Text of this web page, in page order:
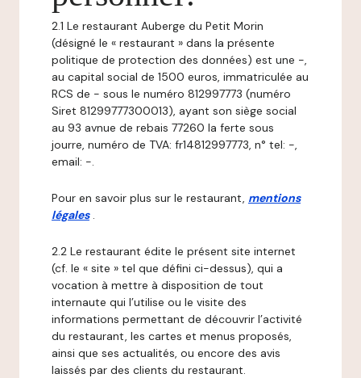
2.1 Le restaurant Auberge du Petit Morin
(désigné le « restaurant » dans la présente
politique de protection des données) est une -,
au capital social de 1500 euros, immatriculée au
RCS de - sous le numéro 812997773 (numéro
Siret 81299777300013), ayant son siège social
au 93 avnue de rebais 77260 la ferte sous
jourre, numéro de TVA: fr14812997773, n° tel: -,
email: -.
Pour en savoir plus sur le restaurant, mentions
légales .
2.2 Le restaurant édite le présent site internet
(cf. le « site » tel que défini ci-dessus), qui a
vocation à mettre à disposition de tout
internaute qui l’utilise ou le visite des
informations permettant de découvrir l’activité
du restaurant, les cartes et menus proposés,
ainsi que ses actualités, ou encore des avis
laissés par des clients du restaurant.